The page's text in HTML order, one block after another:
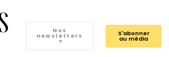
Nos
newsletters
▼
S'abonner
au média